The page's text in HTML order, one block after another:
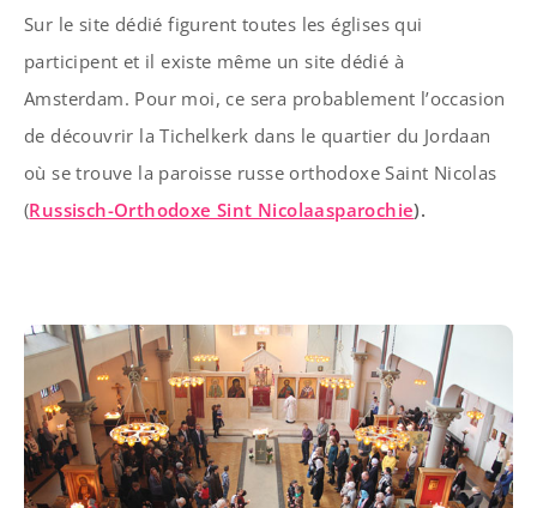
Sur le site dédié figurent toutes les églises qui
participent et il existe même un site dédié à
Amsterdam. Pour moi, ce sera probablement l’occasion
de découvrir la Tichelkerk dans le quartier du Jordaan
où se trouve la paroisse russe orthodoxe Saint Nicolas
(Russisch-Orthodoxe Sint Nicolaasparochie).